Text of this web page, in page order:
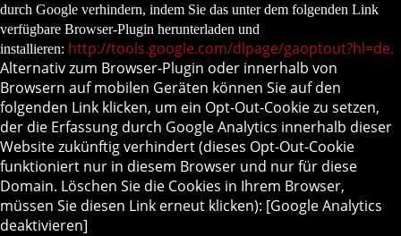
durch Google verhindern, indem Sie das unter dem folgenden Link
verfügbare Browser-Plugin herunterladen und
installieren: http://tools.google.com/dlpage/gaoptout?hl=de.
Alternativzum Browser-Plugin oder innerhalb von
Browsern auf mobilen Geräten können Sie auf den
folgenden Link klicken, um ein Opt-Out-Cookie zu setzen,
der die Erfassung durch Google Analytics innerhalb dieser
Website zukünftig verhindert (dieses Opt-Out-Cookie
funktioniert nur in diesem Browser und nur für diese
Domain. Löschen Sie die Cookies in Ihrem Browser,
müssen Sie diesen Link erneut klicken): [Google Analytics
deaktivieren]